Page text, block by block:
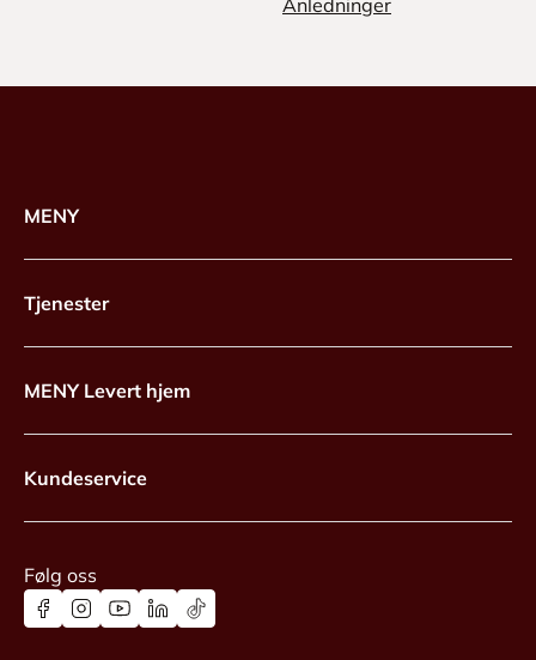
Anledninger
MENY
Tjenester
MENY Levert hjem
Kundeservice
Følg oss